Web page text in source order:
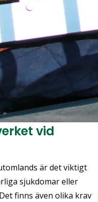
vid
är det viktigt
sjukdomar eller
finns även olika krav